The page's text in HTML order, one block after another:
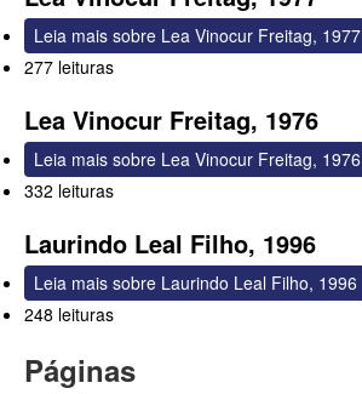
Leia mais sobre Lea Vinocur Freitag, 1977
277 leituras
Lea Vinocur Freitag, 1976
Leia mais sobre Lea Vinocur Freitag, 1976
332 leituras
Laurindo Leal Filho, 1996
Leia mais sobre Laurindo Leal Filho, 1996
248 leituras
Páginas